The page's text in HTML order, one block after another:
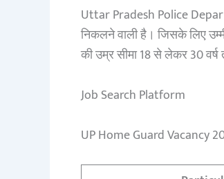
Uttar Pradesh Police
निकलने वाली है। जिसके लिए
की उम्र सीमा 18 से लेकर 30 वर्ष
Job Search Platform
UP Home Guard Vacancy